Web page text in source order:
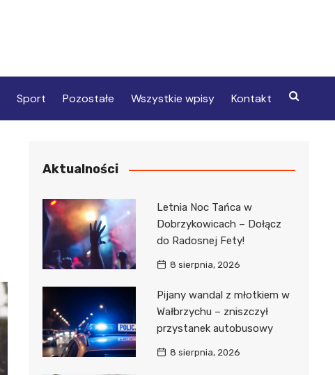
Sport Pozostałe Wszystkie wpisy Kontakt
Aktualności
Letnia Noc Tańca w
Dobrzykowicach – Dołącz
do Radosnej Fety!
8 sierpnia, 2026
Pijany wandal z młotkiem w
Wałbrzychu – zniszczył
przystanek autobusowy
8 sierpnia, 2026